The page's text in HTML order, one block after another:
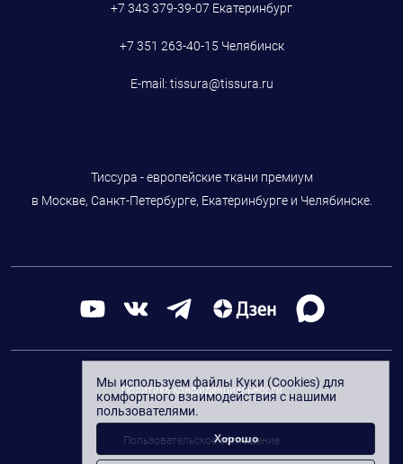
+7 343 379-39-07 Екатеринбург
+7 351 263-40-15 Челябинск
E-mail: tissura@tissura.ru
Тиссура - европейские ткани премиум
в Москве, Санкт-Петербурге, Екатеринбурге и Челябинске.
Политика конфиденциальности
Пользовательское соглашение
Мы используем файлы Куки (Cookies) для
комфортного взаимодействия с нашими
пользователями.
Хорошо